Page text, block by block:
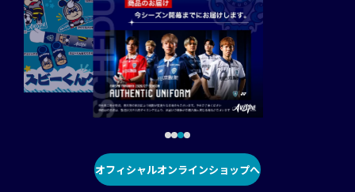
オフィシャルオンラインショップへ